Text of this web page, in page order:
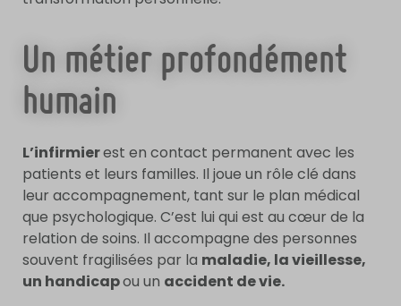
Un métier profondément
humain
L’infirmierest en contact permanent avec les
patients et leurs familles. Il joue un rôle clé dans
leur accompagnement, tant sur le plan médical
que psychologique. C’est lui qui est au cœur de la
relation de soins. Il accompagne des personnes
souvent fragilisées par la maladie, la vieillesse,
un handicapou un accident de vie.